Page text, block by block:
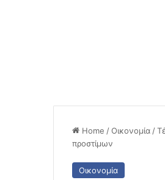
Home /Οικονομία /
προστίμων
Οικονομία